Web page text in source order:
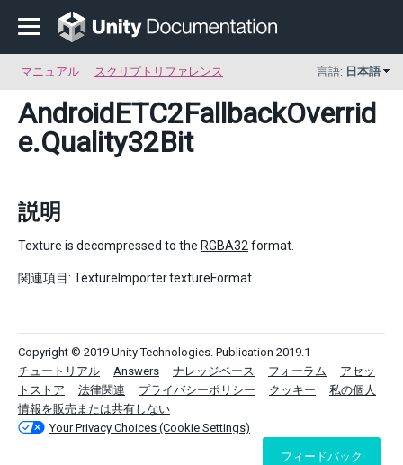
マニュアル スクリプトリファレンス 言語: 日本語
AndroidETC2FallbackOverrid
e.Quality32Bit
説明
Texture is decompressed to the RGBA32 format.
関連項目: TextureImporter.textureFormat.
Copyright © 2019 Unity Technologies. Publication 2019.1
チュートリアル
Answers ナレッジベース フォーラム
アセッ
トストア
法律関連 プライバシーポリシー クッキー
私の個人
情報を販売または共有しない
Your Privacy Choices (Cookie Settings)
フィードバック